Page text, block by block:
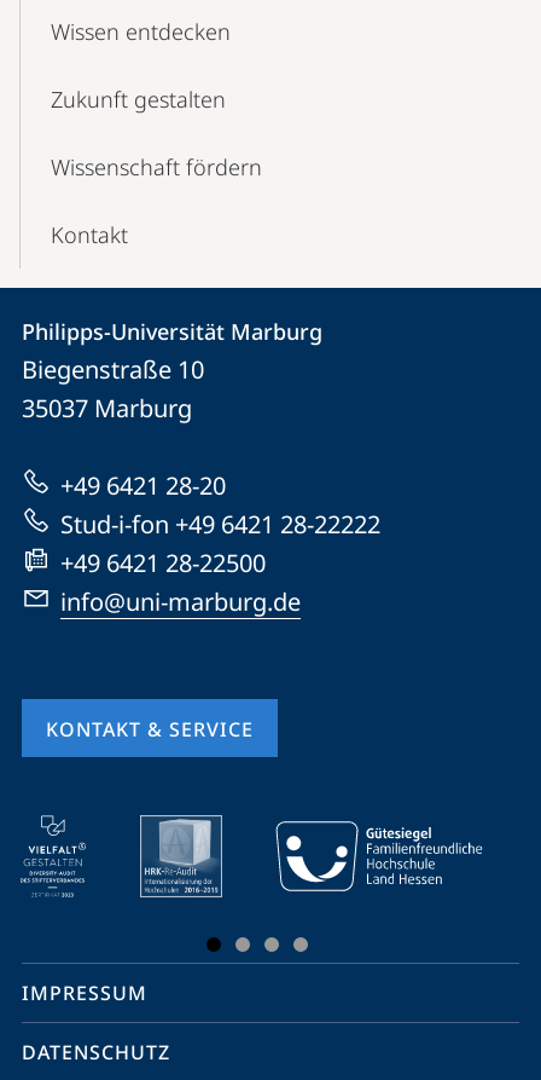
Wissen entdecken
Zukunft gestalten
Wissenschaft fördern
Kontakt
Kontakt
und
Informationen
zur
Website
Kontaktinformationen
Philipps-
Universität
Philipps-Universität Marburg
Biegenstraße 10
35037 Marburg
+49 6421 28-20
Stud-i-fon +49 6421 28-22222
+49 6421 28-22500
info@uni-marburg.de
KONTAKT & SERVICE
Mobile-
Service-
Navigation
Social
Media
Kontakte
IMPRESSUM
DATENSCHUTZ